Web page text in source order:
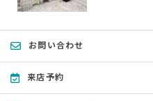
お問い合わせ
来店予約